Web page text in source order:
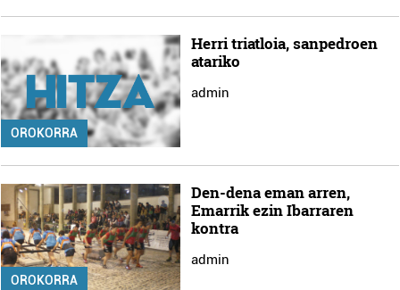
OROKORRA
Herri triatloia, sanpedroen
atariko
admin
OROKORRA
Den-dena eman arren,
Emarrik ezin Ibarraren
kontra
admin